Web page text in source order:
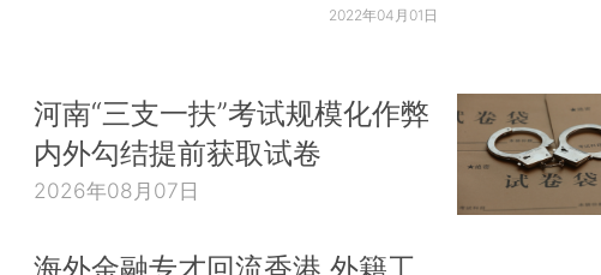
2022年04月01日
河南“三支一扶”考试规模化作弊
内外勾结提前获取试卷
2026年08月07日